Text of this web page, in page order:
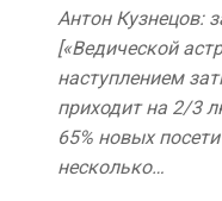
Антон Кузнецов:
[«Ведической
наступлением
приходит на 2/3
65% новых
несколько…